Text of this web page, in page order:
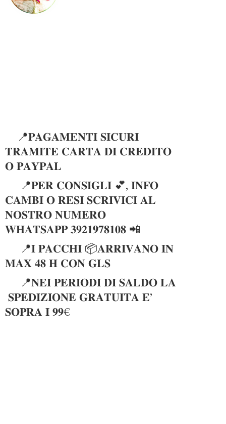
📍𝐏𝐀𝐆𝐀𝐌𝐄𝐍𝐓𝐈 𝐒𝐈𝐂𝐔𝐑𝐈
𝐓𝐑𝐀𝐌𝐈𝐓𝐄 𝐂𝐀𝐑𝐓𝐀 𝐃𝐈 𝐂𝐑𝐄𝐃𝐈𝐓𝐎
𝐎 𝐏𝐀𝐘𝐏𝐀𝐋
📍𝐏𝐄𝐑 𝐂𝐎𝐍𝐒𝐈𝐆𝐋𝐈 💕, 𝐈𝐍𝐅𝐎
𝐂𝐀𝐌𝐁𝐈 𝐎 𝐑𝐄𝐒𝐈 𝐒𝐂𝐑𝐈𝐕𝐈𝐂𝐈 𝐀𝐋
𝐍𝐎𝐒𝐓𝐑𝐎 𝐍𝐔𝐌𝐄𝐑𝐎
𝐖𝐇𝐀𝐓𝐒𝐀𝐏𝐏 𝟑𝟗𝟐𝟏𝟗𝟕𝟖𝟏𝟎𝟖 📲
📍𝐈 𝐏𝐀𝐂𝐂𝐇𝐈 📦𝐀𝐑𝐑𝐈𝐕𝐀𝐍𝐎 𝐈𝐍
𝐌𝐀𝐗 𝟒𝟖 𝐇 𝐂𝐎𝐍 𝐆𝐋𝐒
📍𝐍𝐄𝐈 𝐏𝐄𝐑𝐈𝐎𝐃𝐈 𝐃𝐈 𝐒𝐀𝐋𝐃𝐎 𝐋𝐀
𝐒𝐏𝐄𝐃𝐈𝐙𝐈𝐎𝐍𝐄 𝐆𝐑𝐀𝐓𝐔𝐈𝐓𝐀 𝐄’
𝐒𝐎𝐏𝐑𝐀 𝐈 𝟗𝟗€